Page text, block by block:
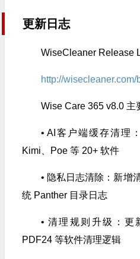
更新日志
WiseCleaner Release
http://wisecleaner.com/
Wise Care 365 v8.0 主
• AI客户端缓存清理
Kimi、Poe 等 20+ 软件
• 隐私日志清除：新增
统 Panther 目录日志
• 清理规则升级：更
PDF24 等软件清理逻辑